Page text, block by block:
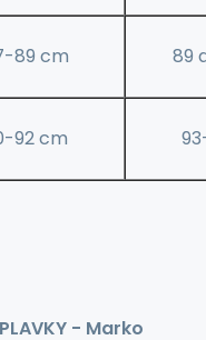
89 cm 89
92 cm
- Marko